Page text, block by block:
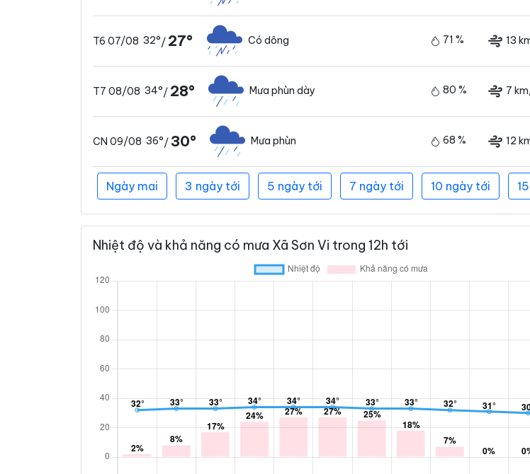
T6 07/08 32°/ 27° Có dông 71 % 13
T7 08/08 34°/ 28° Mưa phùn dày 80 % 7
CN 09/08 36°/30° Mưa phùn 68 % 12
Ngày mai 3 ngày tới 5 ngày tới 7 ngày tới 10 ngày tới
Nhiệt độ và khả năng có mưa Xã Sơn Vi trong 12h tới